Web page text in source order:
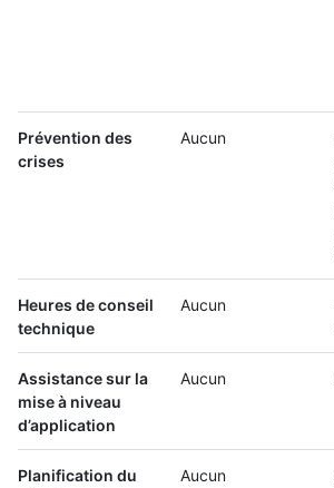
Prévention des
crises
Aucun
Heures de conseil
technique
Aucun
Assistance sur la
mise à niveau
d’application
Aucun
Planification du
Aucun